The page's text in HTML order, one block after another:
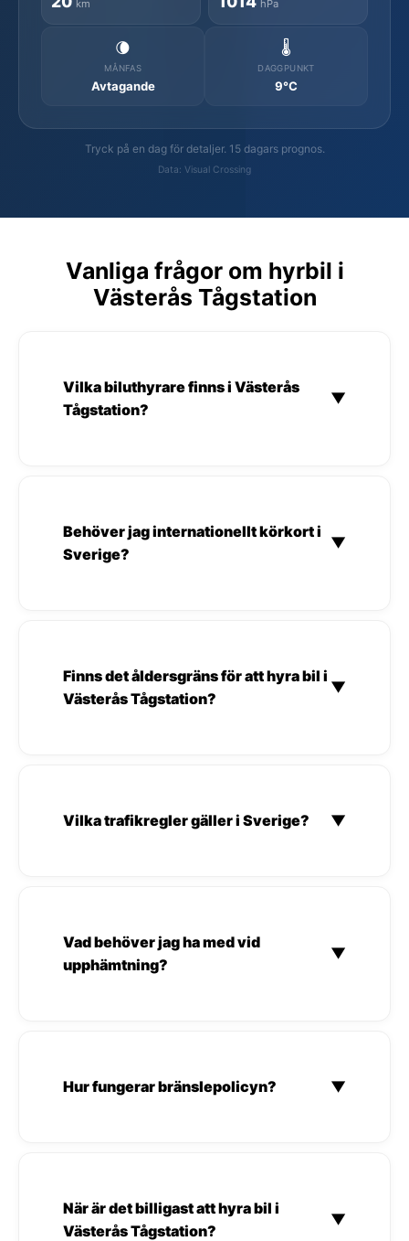
km hPa
🌘
MÅNFAS
Avtagande
🌡️
DAGGPUNKT
9°C
Tryck på en dag för detaljer. 15 dagars prognos.
Data: Visual Crossing
Vanliga frågor om hyrbil i
Västerås Tågstation
Vilka biluthyrare finns i Västerås
Tågstation?
▼
Behöver jag internationellt körkort i
Sverige?
▼
Finns det åldersgräns för att hyra bil i
Västerås Tågstation?
▼
Vilka trafikregler gäller i Sverige? ▼
Vad behöver jag ha med vid
upphämtning?
▼
Hur fungerar bränslepolicyn? ▼
När är det billigast att hyra bil i
Västerås Tågstation?
▼